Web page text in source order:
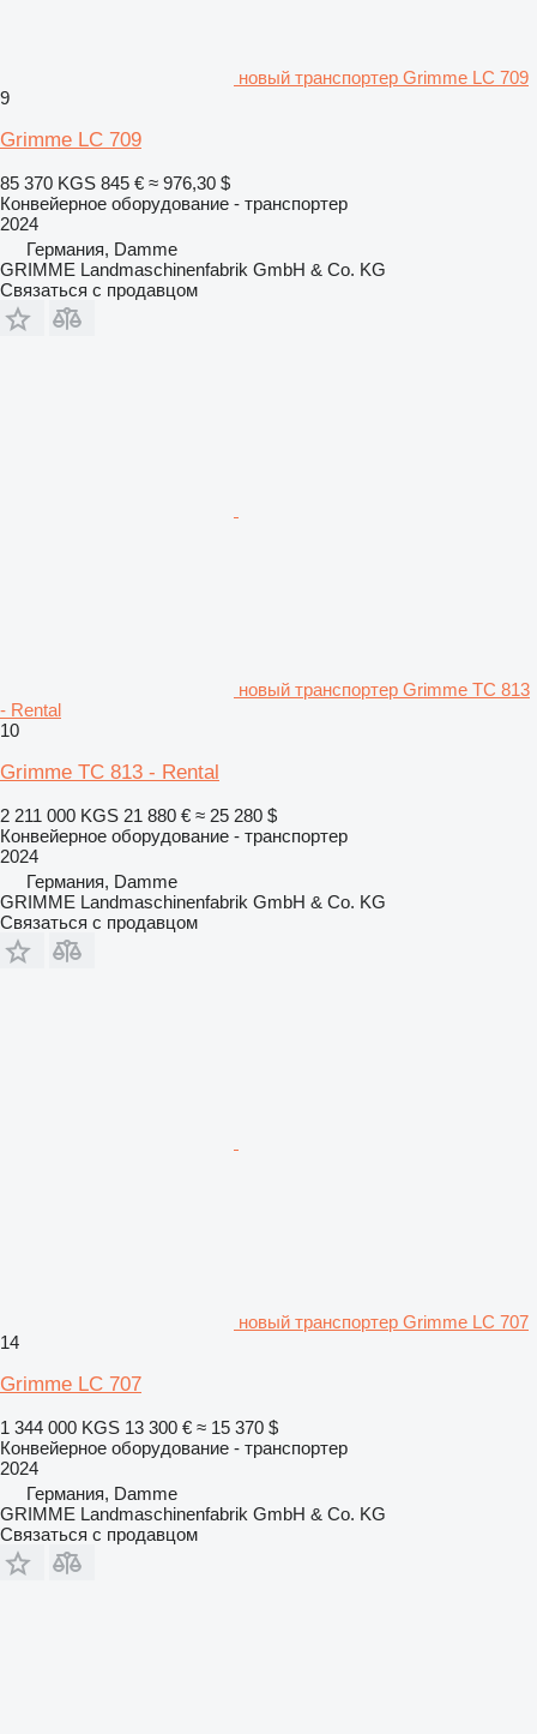
новый транспортер Grimme LC 709
9
Grimme LC 709
85 370 KGS 845 € ≈ 976,30 $
Конвейерное оборудование - транспортер
2024
Германия, Damme
GRIMME Landmaschinenfabrik GmbH & Co. KG
Связаться с продавцом
новый транспортер Grimme TC 813
- Rental
10
Grimme TC 813 - Rental
2 211 000 KGS 21 880 € ≈ 25 280 $
Конвейерное оборудование - транспортер
2024
Германия, Damme
GRIMME Landmaschinenfabrik GmbH & Co. KG
Связаться с продавцом
новый транспортер Grimme LC 707
14
Grimme LC 707
1 344 000 KGS 13 300 € ≈ 15 370 $
Конвейерное оборудование - транспортер
2024
Германия, Damme
GRIMME Landmaschinenfabrik GmbH & Co. KG
Связаться с продавцом